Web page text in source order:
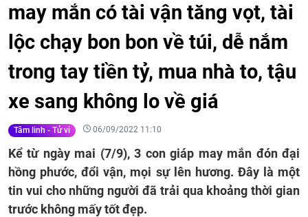
may mắn có tài vận tăng vọt, tài
lộc chạy bon bon về túi, dễ nắm
trong tay tiền tỷ, mua nhà to, tậu
xe sang không lo về giá
Tâm linh - Tử vi 06/09/2022 11:10
Kể từ ngày mai (7/9), 3 con giáp may mắn đón đại
hồng phước, đổi vận, mọi sự lên hương. Đây là một
tin vui cho những người đã trải qua khoảng thời gian
trước không mấy tốt đẹp.